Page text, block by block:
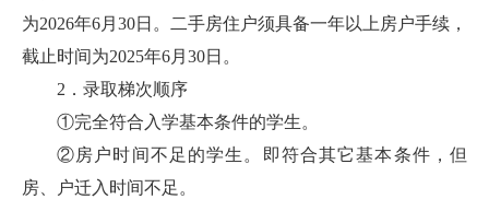
为2026年6月30日。二手房住户须具备一年以上房户手续，
截止时间为2025年6月30日。
2．录取梯次顺序
①完全符合入学基本条件的学生。
②房户时间不足的学生。即符合其它基本条件，但
房、户迁入时间不足。